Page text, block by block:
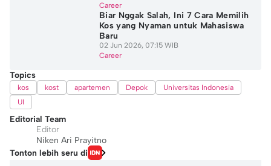
Career
Biar Nggak Salah, Ini 7 Cara Memilih
Kos yang Nyaman untuk Mahasiswa
Baru
02 Jun 2026, 07:15 WIB
Career
Topics
kos kost apartemen Depok
Universitas Indonesia
UI
Editorial Team
Editor
Niken Ari Prayitno
Tonton lebih seru di